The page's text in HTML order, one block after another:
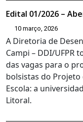
Edital 01/2026 –
10 março, 2026
A Diretoria de
Campi – DDI/UFPR
das vagas para o
bolsistas do Projeto
Escola: a
Litoral.